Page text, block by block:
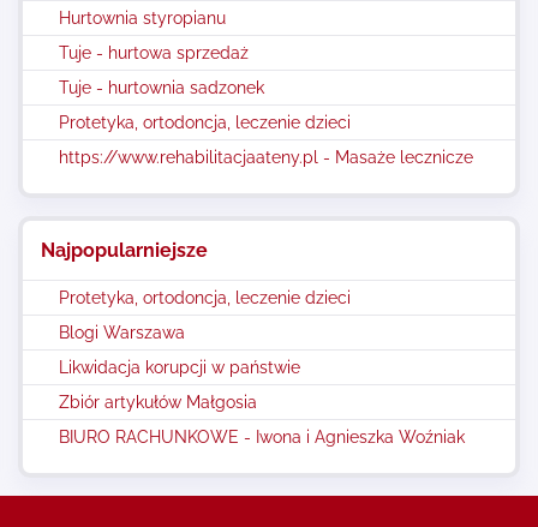
Hurtownia styropianu
Tuje - hurtowa sprzedaż
Tuje - hurtownia sadzonek
Protetyka, ortodoncja, leczenie dzieci
https://www.rehabilitacjaateny.pl - Masaże lecznicze
Najpopularniejsze
Protetyka, ortodoncja, leczenie dzieci
Blogi Warszawa
Likwidacja korupcji w państwie
Zbiór artykułów Małgosia
BIURO RACHUNKOWE - Iwona i Agnieszka Woźniak